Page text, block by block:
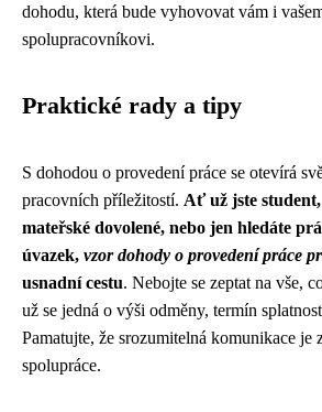
dohodu, která bude vyhovovat vám i
spolupracovníkovi.
Praktické rady a tipy
S dohodou o provedení práce se otevírá
pracovních příležitostí. Ať už jste
mateřské dovolené, nebo jen hledáte
úvazek, vzor dohody o provedení práce
usnadní cestu. Nebojte se zeptat na vše,
už se jedná o výši odměny, termín
Pamatujte, že srozumitelná komunikace je
spolupráce.